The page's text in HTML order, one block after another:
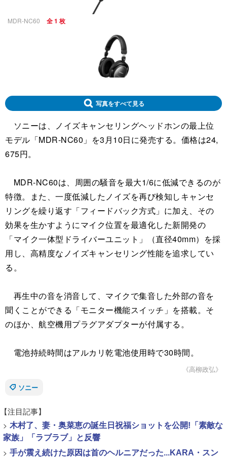
MDR-NC60 全 1 枚
写真をすべて見る
ソニーは、ノイズキャンセリングヘッドホンの最上位
モデル「MDR-NC60」を3月10日に発売する。価格は24,
675円。
MDR-NC60は、周囲の騒音を最大1/6に低減できるのが
特徴。また、一度低減したノイズを再び検知しキャンセ
リングを繰り返す「フィードバック方式」に加え、その
効果を生かすようにマイク位置を最適化した新開発の
「マイク一体型ドライバーユニット」（直径40mm）を採
用し、高精度なノイズキャンセリング性能を追求してい
る。
再生中の音を消音して、マイクで集音した外部の音を
聞くことができる「モニター機能スイッチ」を搭載。そ
のほか、航空機用プラグアダプターが付属する。
電池持続時間はアルカリ乾電池使用時で30時間。
《高柳政弘》
ソニー
【注目記事】
> 木村了、妻・奥菜恵の誕生日祝福ショットを公開!「素敵な
家族」「ラブラブ」と反響
> 手が震え続けた原因は首のヘルニアだった...KARA・スン